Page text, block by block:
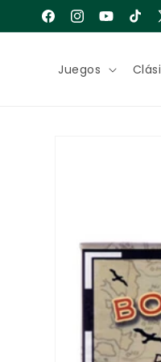
directamente
al contenido
FacebookInstagram
YouTube
Bienvenido
Juegos